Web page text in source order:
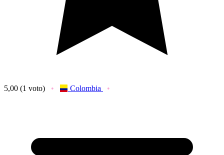
5,00 (1 voto) Colombia